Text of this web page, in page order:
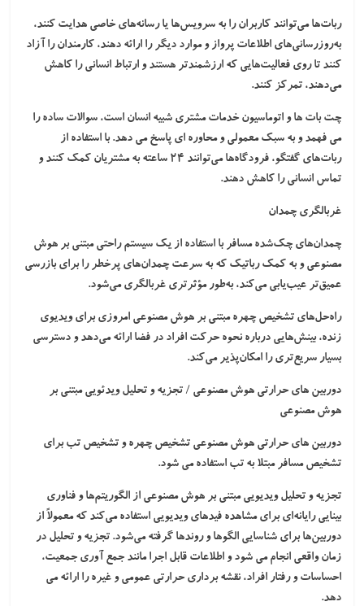
ربات‌ها می‌توانند کاربران را به سرویس‌ها یا رسانه‌های خاصی هدایت کنند،
به‌روزرسانی‌های اطلاعات پرواز و موارد دیگر را ارائه دهند، کارمندان را آزاد
کنند تا روی فعالیت‌هایی که ارزشمندتر هستند و ارتباط انسانی را کاهش
می‌دهند، تمرکز کنند.
چت بات ها و اتوماسیون خدمات مشتری شبیه انسان است، سوالات ساده را
می فهمد و به سبک معمولی و محاوره ای پاسخ می دهد. با استفاده از
ربات‌های گفتگو، فرودگاه‌ها می‌توانند ۲۴ ساعته به مشتریان کمک کنند و
تماس انسانی را کاهش دهند.
غربالگری چمدان
چمدان‌های چک‌شده مسافر با استفاده از یک سیستم راحتی مبتنی بر هوش
مصنوعی و به کمک رباتیک که به سرعت چمدان‌های پرخطر را برای بازرسی
عمیق‌تر عیب‌یابی می‌کند، به‌طور مؤثرتری غربالگری می‌شود.
راه‌حل‌های تشخیص چهره مبتنی بر هوش مصنوعی امروزی برای ویدیوی
زنده، بینش‌هایی درباره نحوه حرکت افراد در فضا ارائه می‌دهد و دسترسی
بسیار سریع‌تری را امکان‌پذیر می‌کند.
دوربین های حرارتی هوش مصنوعی / تجزیه و تحلیل ویدئویی مبتنی بر
هوش مصنوعی
دوربین های حرارتی هوش مصنوعی تشخیص چهره و تشخیص تب برای
تشخیص مسافر مبتلا به تب استفاده می شود.
تجزیه و تحلیل ویدیویی مبتنی بر هوش مصنوعی از الگوریتم‌ها و فناوری
بینایی رایانه‌ای برای مشاهده فیدهای ویدیویی استفاده می‌کند که معمولاً از
دوربین‌ها برای شناسایی الگوها و روندها گرفته می‌شود. تجزیه و تحلیل در
زمان واقعی انجام می شود و اطلاعات قابل اجرا مانند جمع آوری جمعیت،
احساسات و رفتار افراد، نقشه برداری حرارتی عمومی و غیره را ارائه می
دهد.